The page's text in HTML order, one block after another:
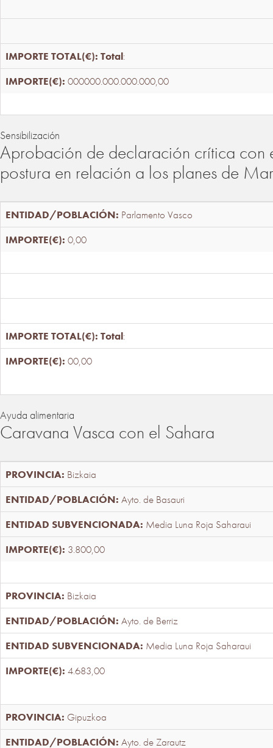
Total:
000000.000.000.000,00
Sensibilización
Aprobación de declaración crítica con
postura en relación a los planes de
Parlamento Vasco
0,00
Total:
00,00
Ayuda alimentaria
Caravana Vasca con el Sahara
Bizkaia
Ayto. de Basauri
Media Luna Roja Saharaui
3.800,00
Bizkaia
Ayto. de Berriz
Media Luna Roja Saharaui
4.683,00
Gipuzkoa
Ayto. de Zarautz